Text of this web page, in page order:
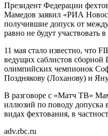
Президент Федерации
Мамедов заявил «РИА
получившие допуск от
равно не будут участвовать
11 мая стало известно, что
ведущих саблистов сборной
олимпийских чемпионок
Позднякову (Лоханову) и
В разговоре с «Матч ТВ»
иллюзий по поводу допуска
видах фехтования, в
adv.rbc.ru